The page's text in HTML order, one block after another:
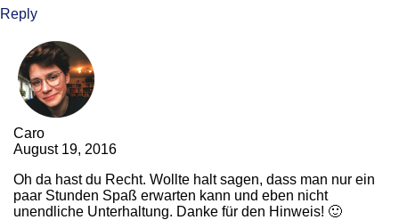
Reply
Caro
August 19, 2016
Oh da hast du Recht. Wollte halt sagen, dass man nur ein
paar Stunden Spaß erwarten kann und eben nicht
unendliche Unterhaltung. Danke für den Hinweis! 🙂